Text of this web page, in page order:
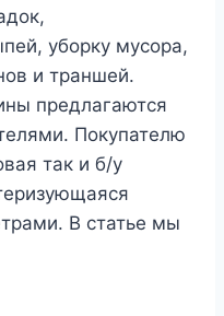
уборку мусора,
и траншей.
предлагаются
Покупателю
так и б/у
В статье мы